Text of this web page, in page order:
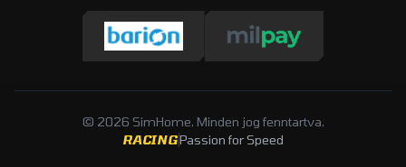
© 2026 SimHome. Minden jog fenntartva.
RACINGPassion for Speed